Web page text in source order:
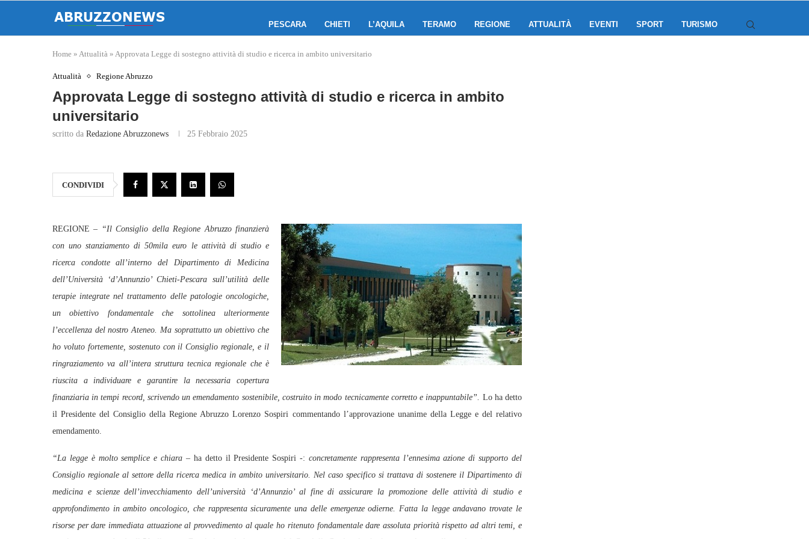
PESCARA CHIETI L’AQUILA TERAMO REGIONE ATTUALITÀ EVENTI SPORT TURISMO
Home » Attualità » Approvata Legge di sostegno attività di studio e ricerca in ambito universitario
Attualità Regione Abruzzo
Approvata Legge di sostegno attività di studio e ricerca in ambito
universitario
scritto da Redazione Abruzzonews 25 Febbraio 2025
CONDIVIDI
REGIONE – “Il Consiglio della Regione Abruzzo finanzierà
con uno stanziamento di 50mila euro le attività di studio e
ricerca condotte all’interno del Dipartimento di Medicina
dell’Università ‘d’Annunzio’ Chieti-Pescara sull’utilità delle
terapie integrate nel trattamento delle patologie oncologiche,
un obiettivo fondamentale che sottolinea ulteriormente
l’eccellenza del nostro Ateneo. Ma soprattutto un obiettivo che
ho voluto fortemente, sostenuto con il Consiglio regionale, e il
ringraziamento va all’intera struttura tecnica regionale che è
riuscita a individuare e garantire la necessaria copertura
finanziaria in tempi record, scrivendo un emendamento sostenibile, costruito in modo tecnicamente corretto e inappuntabile”. Lo ha detto
il Presidente del Consiglio della Regione Abruzzo Lorenzo Sospiri commentando l’approvazione unanime della Legge e del relativo
emendamento.
“La legge è molto semplice e chiara –ha detto il Presidente Sospiri -: concretamente rappresenta l’ennesima azione di supporto del
Consiglio regionale al settore della ricerca medica in ambito universitario. Nel caso specifico si trattava di sostenere il Dipartimento di
medicina e scienze dell’invecchiamento dell’università ‘d’Annunzio’ al fine di assicurare la promozione delle attività di studio e
approfondimento in ambito oncologico, che rappresenta sicuramente una delle emergenze odierne. Fatta la legge andavano trovate le
risorse per dare immediata attuazione al provvedimento al quale ho ritenuto fondamentale dare assoluta priorità rispetto ad altri temi, e